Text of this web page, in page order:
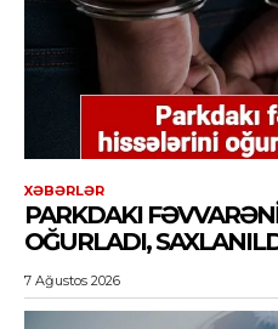
XƏBƏRLƏR
PARKDAKI
OĞURLADI,
7 Ağustos 2026